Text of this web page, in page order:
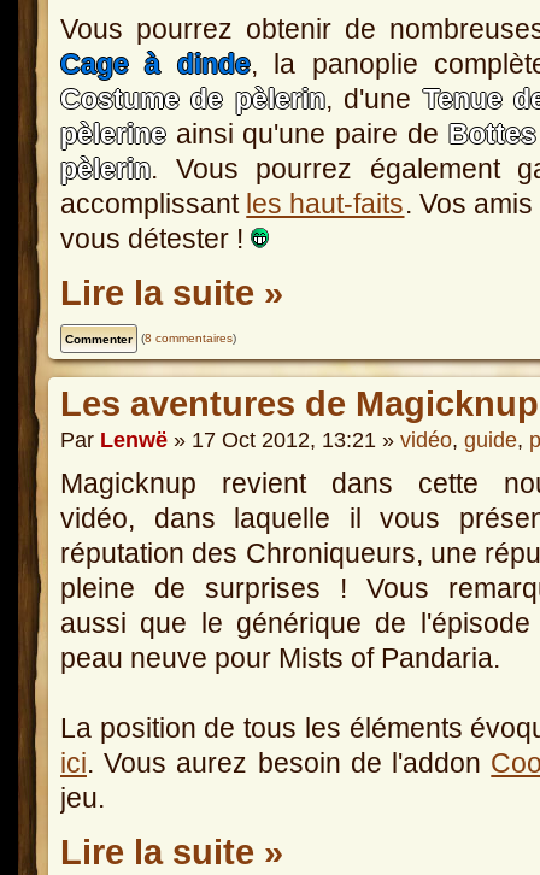
Vous pourrez obtenir de
Cage à dinde, la panoplie
Costume de pèlerin, d'uneTenue
pèlerine ainsi qu'une paire de
pèlerin. Vous pourrez également
accomplissant les haut-faits. Vos
vous détester !
Lire la suite »
(8 commentaires)
Les aventures de
Par Lenwë » 17 Oct 2012, 13:21 » vidéo, guide,
Magicknup revient dans cette
vidéo, dans laquelle il vous
réputation des Chroniqueurs, une
pleine de surprises ! Vous
aussi que le générique de
peau neuve pour Mists of Pandaria.
La position de tous les éléments
ici. Vous aurez besoin de l'addon
jeu.
Lire la suite »